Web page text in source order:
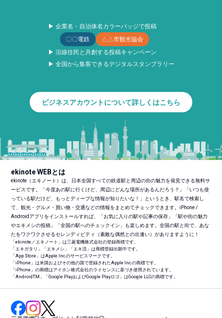
▶ 企業名・自治体名カラーバッジで投稿
〇〇電鉄
△△市観光協会
▶ 沿線住民と共創する投稿キャンペーン
▶ 全国から集客できるデジタルスタンプラリー
ビジネスアカウントについて詳しくはこちら
ekinote WEBとは
ekinote（エキノート）は、日本全国すべての鉄道駅と周辺の街の魅力を発見できる無料サ
ービスです。「今度あの駅に行くけど、周辺にどんな場所があるんだろう？」「いつも使
っている駅だけど、もっとディープな情報が知りたいな！」というとき、駅名で検索し
て、観光・グルメ・買い物・交通などの情報をまとめてチェックできます。iPhone /
Androidアプリをインストールすれば、「お気に入りの駅や記事の保存」「駅や街の魅力
やエキメシの投稿」「全国の駅へのチェックイン」も楽しめます。全国の駅と街で、あな
たをワクワクさせるセレンディピティ（素敵な偶然との出逢い）がありますように！
「ekinote／エキノート」は三菱電機株式会社の登録商標です。
「エキガタリ」「エキメシ」「エキ活」は商標登録出願中です。
「App Store」はApple Inc.のサービスマークです。
「iPhone」は米国およびその他の国で登録されたApple Inc.の商標です。
「iPhone」の商標はアイホン株式会社のライセンスに基づき使用されています。
「AndroidTM 」「Google PlayおよびGoogle Playロゴ」はGoogle LLCの商標です。